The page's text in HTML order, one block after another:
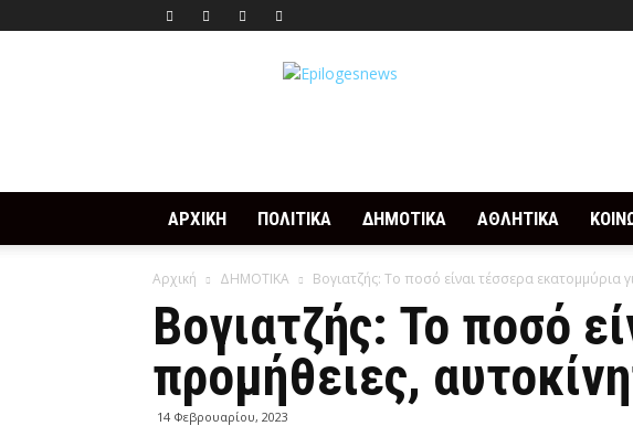
Epilogesnews
ΑΡΧΙΚΗ ΠΟΛΙΤΙΚΑ ΔΗΜΟΤΙΚΑ ΑΘΛΗΤΙΚΑ
Αρχική ΔΗΜΟΤΙΚΑ Βογιατζής: Το ποσό είναι τέσσερα εκατομμύρια
Βογιατζής: Το ποσό
προμήθειες,
14 Φεβρουαρίου, 2023